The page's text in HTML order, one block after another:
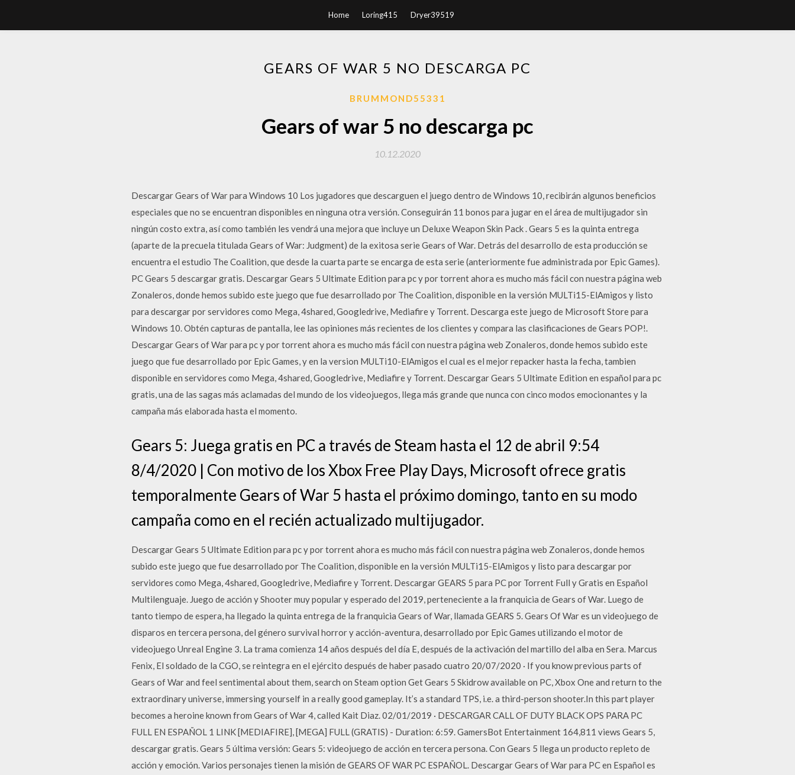
Home Loring415 Dryer39519
GEARS OF WAR 5 NO DESCARGA PC
BRUMMOND55331
Gears of war 5 no descarga pc
10.12.2020
Descargar Gears of War para Windows 10 Los jugadores que descarguen el juego dentro de Windows 10, recibirán algunos beneficios
especiales que no se encuentran disponibles en ninguna otra versión. Conseguirán 11 bonos para jugar en el área de multijugador sin
ningún costo extra, así­ como también les vendrá una mejora que incluye un Deluxe Weapon Skin Pack . Gears 5 es la quinta entrega
(aparte de la precuela titulada Gears of War: Judgment) de la exitosa serie Gears of War. Detrás del desarrollo de esta producción se
encuentra el estudio The Coalition, que desde la cuarta parte se encarga de esta serie (anteriormente fue administrada por Epic Games).
PC Gears 5 descargar gratis. Descargar Gears 5 Ultimate Edition para pc y por torrent ahora es mucho más fácil con nuestra página web
Zonaleros, donde hemos subido este juego que fue desarrollado por The Coalition, disponible en la versión MULTi15-ElAmigos y listo
para descargar por servidores como Mega, 4shared, Googledrive, Mediafire y Torrent. Descarga este juego de Microsoft Store para
Windows 10. Obtén capturas de pantalla, lee las opiniones más recientes de los clientes y compara las clasificaciones de Gears POP!.
Descargar Gears of War para pc y por torrent ahora es mucho más fácil con nuestra página web Zonaleros, donde hemos subido este
juego que fue desarrollado por Epic Games, y en la version MULTi10-ElAmigos el cual es el mejor repacker hasta la fecha, tambien
disponible en servidores como Mega, 4shared, Googledrive, Mediafire y Torrent. Descargar Gears 5 Ultimate Edition en español para pc
gratis, una de las sagas más aclamadas del mundo de los videojuegos, llega más grande que nunca con cinco modos emocionantes y la
campaña más elaborada hasta el momento.
Gears 5: Juega gratis en PC a través de Steam hasta el 12 de abril 9:54
8/4/2020 | Con motivo de los Xbox Free Play Days, Microsoft ofrece gratis
temporalmente Gears of War 5 hasta el próximo domingo, tanto en su modo
campaña como en el recién actualizado multijugador.
Descargar Gears 5 Ultimate Edition para pc y por torrent ahora es mucho más fácil con nuestra página web Zonaleros, donde hemos
subido este juego que fue desarrollado por The Coalition, disponible en la versión MULTi15-ElAmigos y listo para descargar por
servidores como Mega, 4shared, Googledrive, Mediafire y Torrent. Descargar GEARS 5 para PC por Torrent Full y Gratis en Español
Multilenguaje. Juego de acción y Shooter muy popular y esperado del 2019, perteneciente a la franquicia de Gears of War. Luego de
tanto tiempo de espera, ha llegado la quinta entrega de la franquicia Gears of War, llamada GEARS 5. Gears Of War es un videojuego de
disparos en tercera persona, del género survival horror y acción-aventura, desarrollado por Epic Games utilizando el motor de
videojuego Unreal Engine 3. La trama comienza 14 años después del día E, después de la activación del martillo del alba en Sera. Marcus
Fenix, El soldado de la CGO, se reintegra en el ejército después de haber pasado cuatro 20/07/2020 · If you know previous parts of
Gears of War and feel sentimental about them, search on Steam option Get Gears 5 Skidrow available on PC, Xbox One and return to the
extraordinary universe, immersing yourself in a really good gameplay. It’s a standard TPS, i.e. a third-person shooter.In this part player
becomes a heroine known from Gears of War 4, called Kait Diaz. 02/01/2019 · DESCARGAR CALL OF DUTY BLACK OPS PARA PC
FULL EN ESPAÑOL 1 LINK [MEDIAFIRE], [MEGA] FULL (GRATIS) - Duration: 6:59. GamersBot Entertainment 164,811 views Gears 5,
descargar gratis. Gears 5 última versión: Gears 5: videojuego de acción en tercera persona. Con Gears 5 llega un producto repleto de
acción y emoción. Varios personajes tienen la misión de GEARS OF WAR PC ESPAÑOL. Descargar Gears of War para PC en Español es